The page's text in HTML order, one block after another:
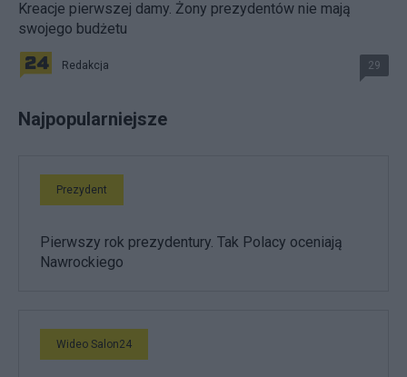
Kreacje pierwszej damy. Żony prezydentów nie mają
swojego budżetu
Redakcja 29
Najpopularniejsze
Prezydent
Pierwszy rok prezydentury. Tak Polacy oceniają
Nawrockiego
Wideo Salon24